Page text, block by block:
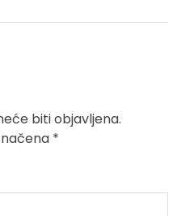
biti objavljena.
*